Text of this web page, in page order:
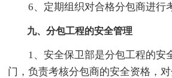
6、定期组织对合格分包商进行考
九、分包工程的安全管理
1、安全保卫部是分包工程的安
门，负责考核分包商的安全资格，